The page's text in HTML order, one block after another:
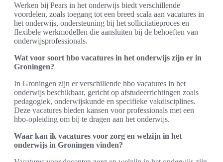
Werken bij Pears in het onderwijs biedt verschillende
voordelen, zoals toegang tot een breed scala aan vacatures in
het onderwijs, ondersteuning bij het sollicitatieproces en
flexibele werkmodellen die aansluiten bij de behoeften van
onderwijsprofessionals.
Wat voor soort hbo vacatures in het onderwijs zijn er in
Groningen?
In Groningen zijn er verschillende hbo vacatures in het
onderwijs beschikbaar, gericht op afstudeerrichtingen zoals
pedagogiek, onderwijskunde en specifieke vakdisciplines.
Deze vacatures bieden kansen voor professionals met een
hbo-opleiding om bij te dragen aan het onderwijs.
Waar kan ik vacatures voor zorg en welzijn in het
onderwijs in Groningen vinden?